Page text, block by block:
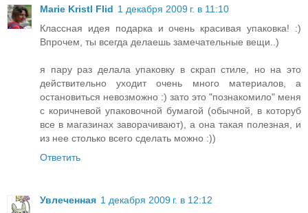
Marie Kristl Flid 1 декабря 2009 г. в 11:10
Классная идея подарка и очень красивая упаковка! :)
Впрочем, ты всегда делаешь замечательные вещи..)
я пару раз делала упаковку в скрап стиле, но на это
действительно уходит очень много материалов, а
остановиться невозможно :) зато это "познакомило" меня
с коричневой упаковочной бумагой (обычной, в которуб
все в магазинах заворачивают), а она такая полезная, и
из нее столько всего сделать можно :))
Ответить
Увлеченная 1 декабря 2009 г. в 12:12